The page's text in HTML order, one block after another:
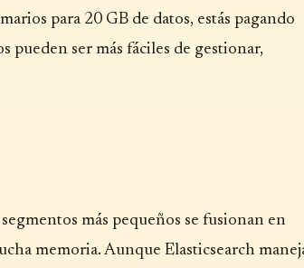
para 20 GB de datos, estás pagando
pueden ser más fáciles de gestionar,
más pequeños se fusionan en
memoria. Aunque Elasticsearch